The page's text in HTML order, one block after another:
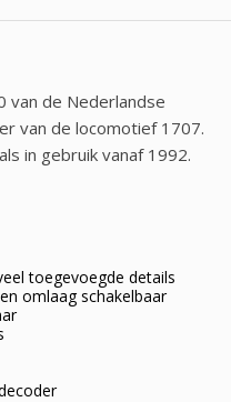
van de Nederlandse
van de locomotief 1707.
in gebruik vanaf 1992.
toegevoegde details
omlaag schakelbaar